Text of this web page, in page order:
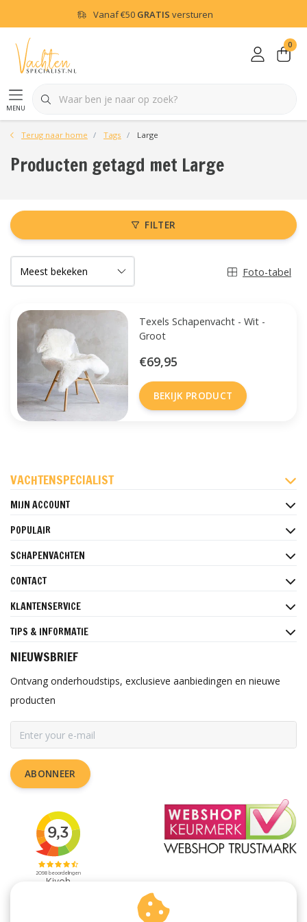
Vanaf€50 GRATIS versturen
menu
0
Terug naar home Tags Large
Producten getagd met Large
FILTER
Foto-tabel
Texels Schapenvacht - Wit -
Groot
€69,95
BEKIJK PRODUCT
VACHTENSPECIALIST
MIJN ACCOUNT
POPULAIR
SCHAPENVACHTEN
CONTACT
KLANTENSERVICE
TIPS & INFORMATIE
NIEUWSBRIEF
Ontvang onderhoudstips, exclusieve aanbiedingen en nieuwe
producten
ABONNEER